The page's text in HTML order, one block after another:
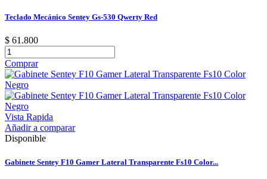
Teclado Mecánico Sentey Gs-530 Qwerty Red
$ 61.800
Comprar
Vista Rapida
Añadir a comparar
Disponible
Gabinete Sentey F10 Gamer Lateral Transparente Fs10 Color...